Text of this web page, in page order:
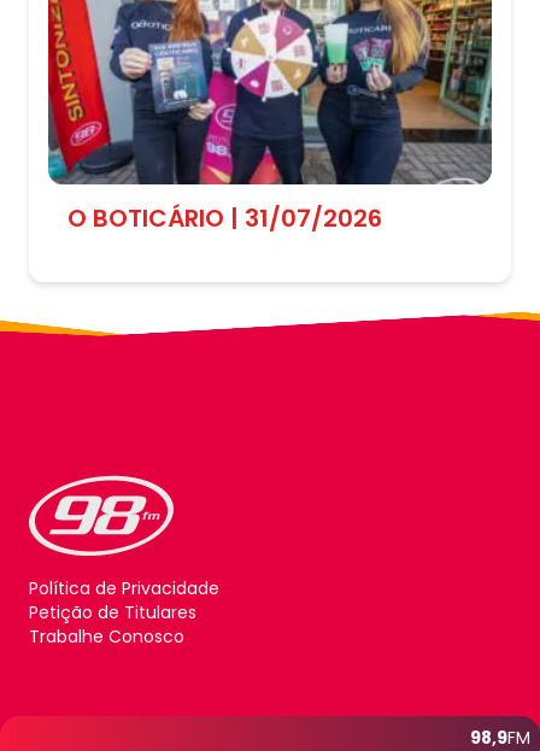
98,9FM
O BOTICÁRIO | 31/07/2026
Política de Privacidade
Petição de Titulares
Trabalhe Conosco